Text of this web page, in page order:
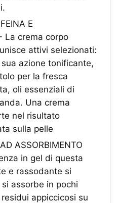
E
La crema corpo
attivi selezionati:
azione tonificante,
per la fresca
oli essenziali di
Una crema
nel risultato
sulla pelle
ASSORBIMENTO
in gel di questa
e rassodante si
assorbe in pochi
appiccicosi su